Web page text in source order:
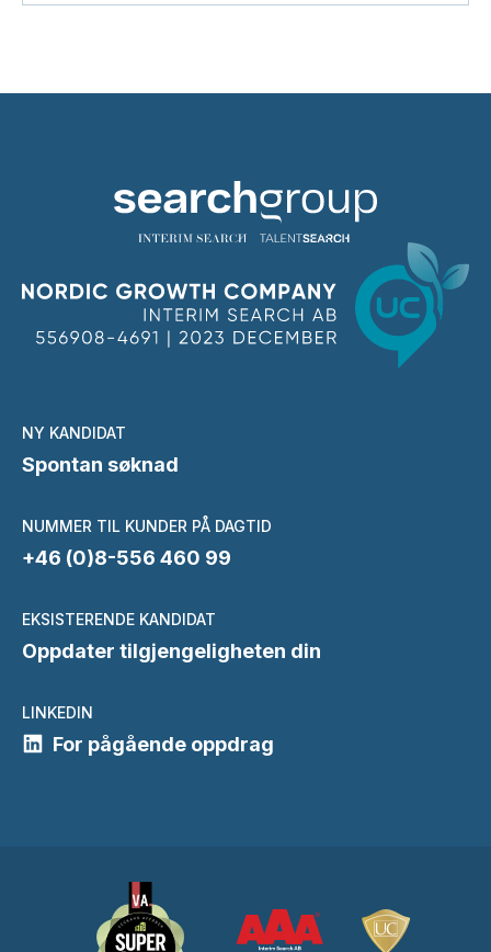
NY KANDIDAT
Spontan søknad
NUMMER TIL KUNDER PÅ DAGTID
+46 (0)8-556 460 99
EKSISTERENDE KANDIDAT
Oppdater tilgjengeligheten din
LINKEDIN
For pågående oppdrag